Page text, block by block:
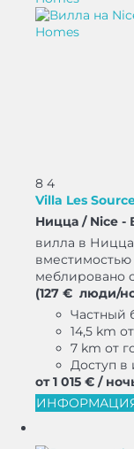
8 4
Villa Les
Ницца / Nice -
вилла в Ницца
меблировано
(127 € люди/
Частный
14,5 km
7 km от
Доступ в
от 1 015 € /